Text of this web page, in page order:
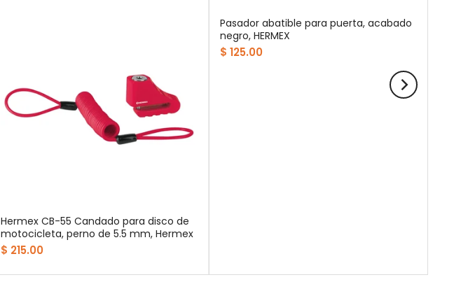
Hermex CB-55 Candado para disco de
motocicleta, perno de 5.5 mm, Hermex
$ 215.00
Pasador abatible para puerta, acabado
negro, HERMEX
$ 125.00